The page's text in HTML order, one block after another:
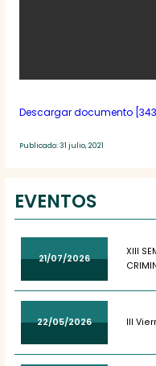
Descargar documento
Publicado: 31 julio, 2021
EVENTOS
21/07/2026
XIII
22/05/2026 III